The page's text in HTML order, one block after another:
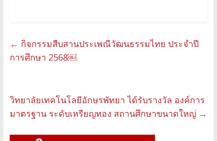
← กิจกรรมสืบสานประเพณีวัฒนธรรมไทย ประจำปี
การศึกษา 2568￼
วิทยาลัยเทคโนโลยีอักษรพัทยา ได้รับรางวัล องค์การ
มาตรฐาน ระดับเหรียญทอง สถานศึกษาขนาดใหญ่ →